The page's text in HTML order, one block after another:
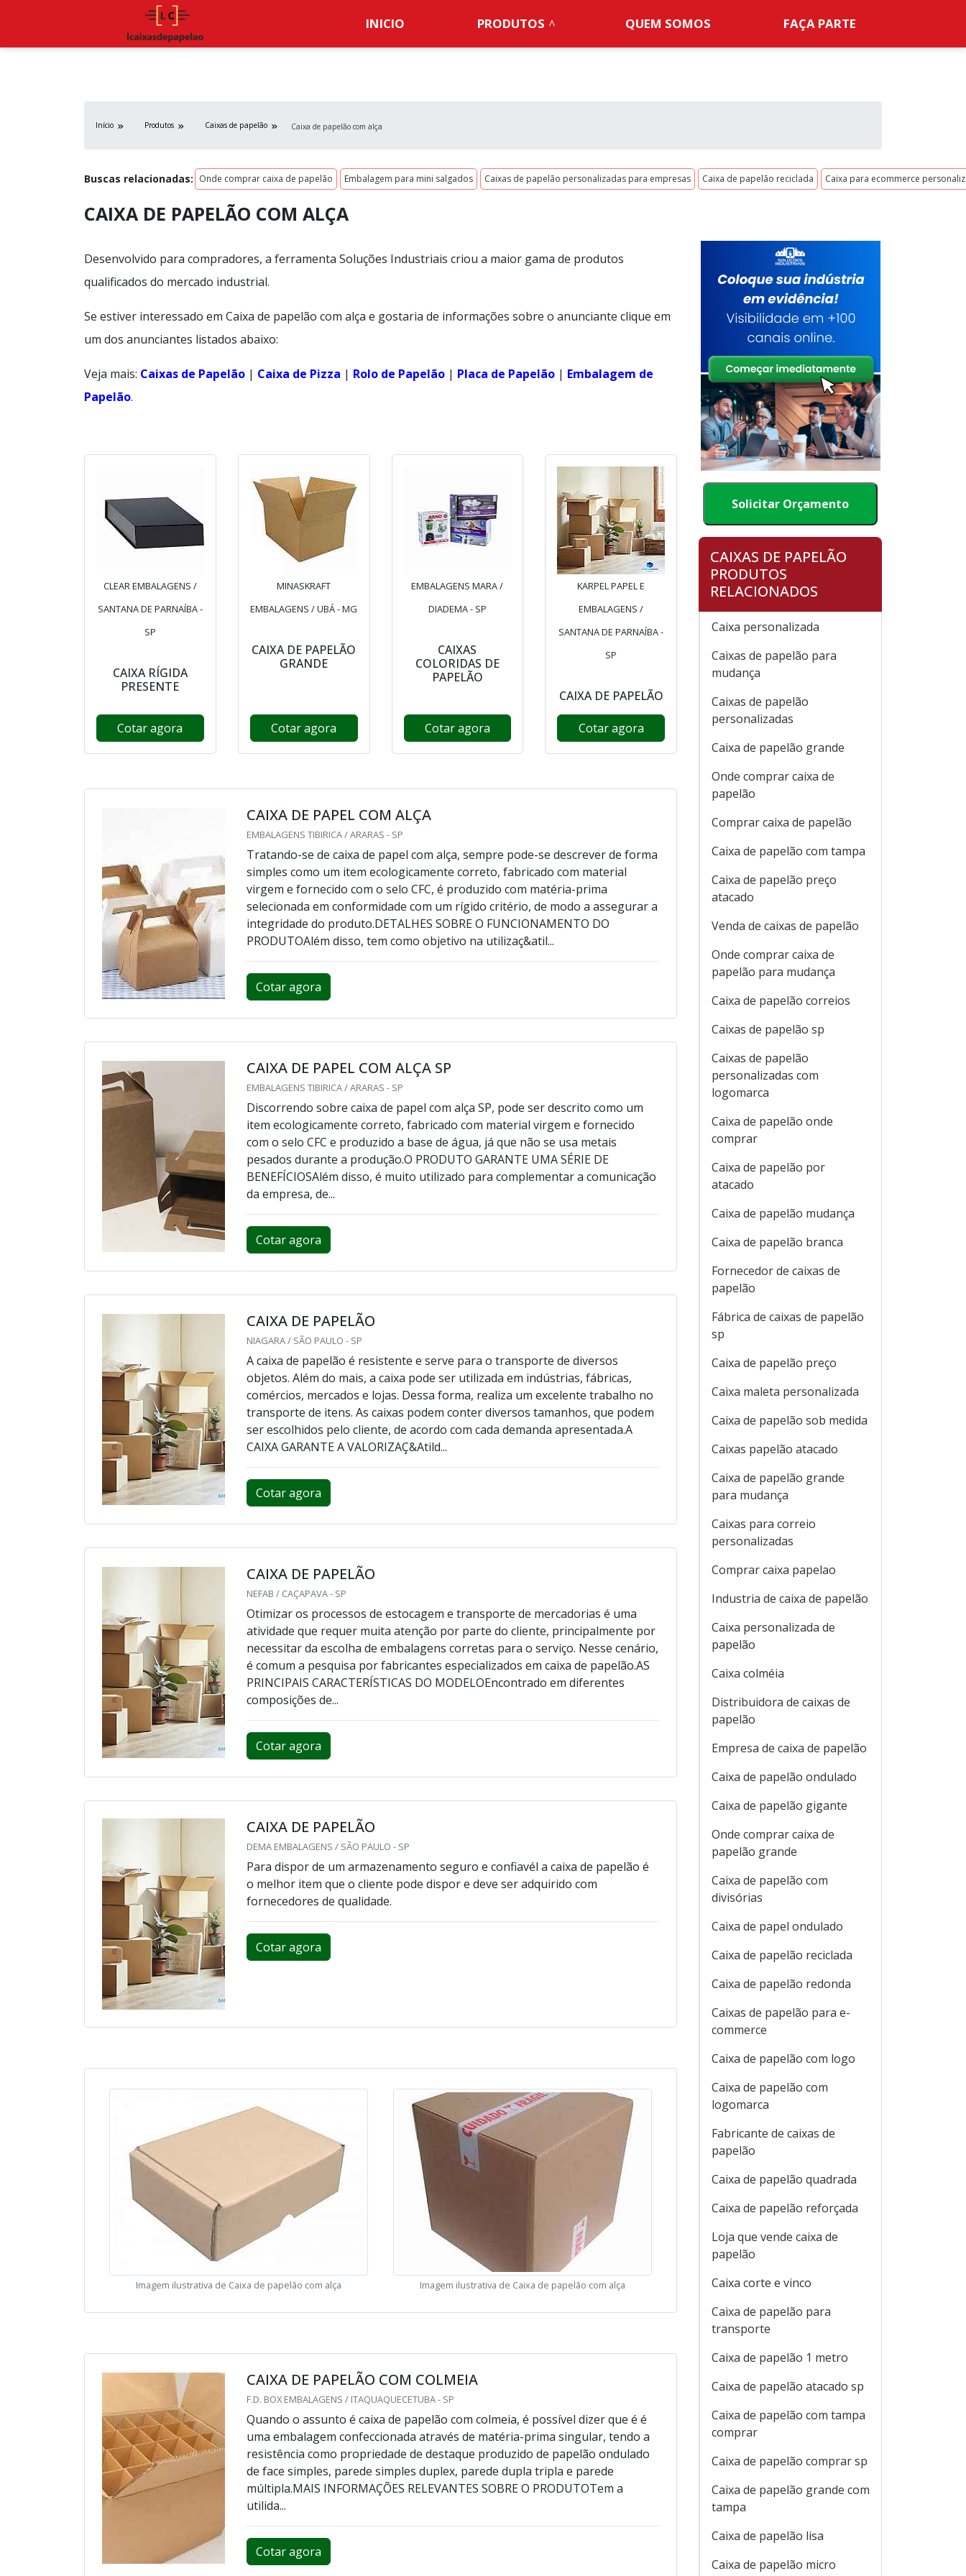
INICIO PRODUTOS QUEM SOMOS FAÇA PARTE
Início Produtos Caixas de papelão Caixa de papelão com alça
Buscas relacionadas: Onde comprar caixa de papelão Embalagem para mini salgados Caixas de papelão personalizadas para empresas Caixa de papelão reciclada Caixa para ecommerce
CAIXA DE PAPELÃO COM ALÇA
Desenvolvido para compradores, a ferramenta Soluções Industriais criou a maior gama de produtos
qualificados do mercado industrial.
Se estiver interessado em Caixa de papelão com alça e gostaria de informações sobre o anunciante clique em
um dos anunciantes listados abaixo:
Veja mais: Caixas de Papelão | Caixa de Pizza | Rolo de Papelão | Placa de Papelão | Embalagem de
Papelão.
CLEAR EMBALAGENS /
SANTANA DE PARNAÍBA -
SP
CAIXA RÍGIDA
PRESENTE
Cotar agora
MINASKRAFT
EMBALAGENS / UBÁ - MG
CAIXA DE PAPELÃO
GRANDE
Cotar agora
EMBALAGENS MARA /
DIADEMA - SP
CAIXAS
COLORIDAS DE
PAPELÃO
Cotar agora
KARPEL PAPEL E
EMBALAGENS /
SANTANA DE PARNAÍBA -
SP
CAIXA DE PAPELÃO
Cotar agora
CAIXA DE PAPEL COM ALÇA
EMBALAGENS TIBIRICA / ARARAS - SP
Tratando-se de caixa de papel com alça, sempre pode-se descrever de forma
simples como um item ecologicamente correto, fabricado com material
virgem e fornecido com o selo CFC, é produzido com matéria-prima
selecionada em conformidade com um rígido critério, de modo a assegurar a
integridade do produto.DETALHES SOBRE O FUNCIONAMENTO DO
PRODUTOAlém disso, tem como objetivo na utilizaç&atil...
Cotar agora
CAIXA DE PAPEL COM ALÇA SP
EMBALAGENS TIBIRICA / ARARAS - SP
Discorrendo sobre caixa de papel com alça SP, pode ser descrito como um
item ecologicamente correto, fabricado com material virgem e fornecido
com o selo CFC e produzido a base de água, já que não se usa metais
pesados durante a produção.O PRODUTO GARANTE UMA SÉRIE DE
BENEFÍCIOSAlém disso, é muito utilizado para complementar a comunicação
da empresa, de...
Cotar agora
CAIXA DE PAPELÃO
NIAGARA / SÃO PAULO - SP
A caixa de papelão é resistente e serve para o transporte de diversos
objetos. Além do mais, a caixa pode ser utilizada em indústrias, fábricas,
comércios, mercados e lojas. Dessa forma, realiza um excelente trabalho no
transporte de itens. As caixas podem conter diversos tamanhos, que podem
ser escolhidos pelo cliente, de acordo com cada demanda apresentada.A
CAIXA GARANTE A VALORIZAÇ&Atild...
Cotar agora
CAIXA DE PAPELÃO
NEFAB / CAÇAPAVA - SP
Otimizar os processos de estocagem e transporte de mercadorias é uma
atividade que requer muita atenção por parte do cliente, principalmente por
necessitar da escolha de embalagens corretas para o serviço. Nesse cenário,
é comum a pesquisa por fabricantes especializados em caixa de papelão.AS
PRINCIPAIS CARACTERÍSTICAS DO MODELOEncontrado em diferentes
composições de...
Cotar agora
CAIXA DE PAPELÃO
DEMA EMBALAGENS / SÃO PAULO - SP
Para dispor de um armazenamento seguro e confiavél a caixa de papelão é
o melhor item que o cliente pode dispor e deve ser adquirido com
fornecedores de qualidade.
Cotar agora
Imagem ilustrativa de Caixa de papelão com alça Imagem ilustrativa de Caixa de papelão com alça
CAIXA DE PAPELÃO COM COLMEIA
F.D. BOX EMBALAGENS / ITAQUAQUECETUBA - SP
Quando o assunto é caixa de papelão com colmeia, é possível dizer que é é
uma embalagem confeccionada através de matéria-prima singular, tendo a
resistência como propriedade de destaque produzido de papelão ondulado
de face simples, parede simples duplex, parede dupla tripla e parede
múltipla.MAIS INFORMAÇÕES RELEVANTES SOBRE O PRODUTOTem a
utilida...
Cotar agora
Solicitar Orçamento
CAIXAS DE PAPELÃO
PRODUTOS
RELACIONADOS
Caixa personalizada
Caixas de papelão para
mudança
Caixas de papelão
personalizadas
Caixa de papelão grande
Onde comprar caixa de
papelão
Comprar caixa de papelão
Caixa de papelão com tampa
Caixa de papelão preço
atacado
Venda de caixas de papelão
Onde comprar caixa de
papelão para mudança
Caixa de papelão correios
Caixas de papelão sp
Caixas de papelão
personalizadas com
logomarca
Caixa de papelão onde
comprar
Caixa de papelão por
atacado
Caixa de papelão mudança
Caixa de papelão branca
Fornecedor de caixas de
papelão
Fábrica de caixas de papelão
sp
Caixa de papelão preço
Caixa maleta personalizada
Caixa de papelão sob medida
Caixas papelão atacado
Caixa de papelão grande
para mudança
Caixas para correio
personalizadas
Comprar caixa papelao
Industria de caixa de papelão
Caixa personalizada de
papelão
Caixa colméia
Distribuidora de caixas de
papelão
Empresa de caixa de papelão
Caixa de papelão ondulado
Caixa de papelão gigante
Onde comprar caixa de
papelão grande
Caixa de papelão com
divisórias
Caixa de papel ondulado
Caixa de papelão reciclada
Caixa de papelão redonda
Caixas de papelão para e-
commerce
Caixa de papelão com logo
Caixa de papelão com
logomarca
Fabricante de caixas de
papelão
Caixa de papelão quadrada
Caixa de papelão reforçada
Loja que vende caixa de
papelão
Caixa corte e vinco
Caixa de papelão para
transporte
Caixa de papelão 1 metro
Caixa de papelão atacado sp
Caixa de papelão com tampa
comprar
Caixa de papelão comprar sp
Caixa de papelão grande com
tampa
Caixa de papelão lisa
Caixa de papelão micro